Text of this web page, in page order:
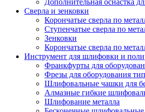
Дополнительная оснастка
Сверла и зенковки
Корончатые сверла по
Ступенчатые сверла по
Зенковки
Корончатые сверла по
Инструмент для шлифовки и
Франкфурты для
Фрезы для оборудования
Шлифовальные чашки для
Алмазные гибкие
Шлифование металла